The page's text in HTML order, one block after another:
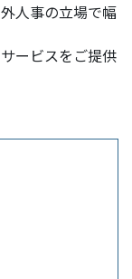
人事の立場で幅
ービスをご提供